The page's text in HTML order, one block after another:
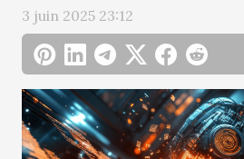
3 juin 2025 23:12